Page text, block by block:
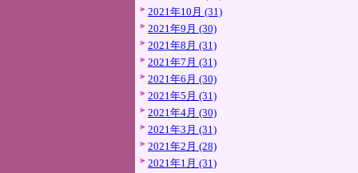
2021年10月 (31)
2021年9月 (30)
2021年8月 (31)
2021年7月 (31)
2021年6月 (30)
2021年5月 (31)
2021年4月 (30)
2021年3月 (31)
2021年2月 (28)
2021年1月 (31)